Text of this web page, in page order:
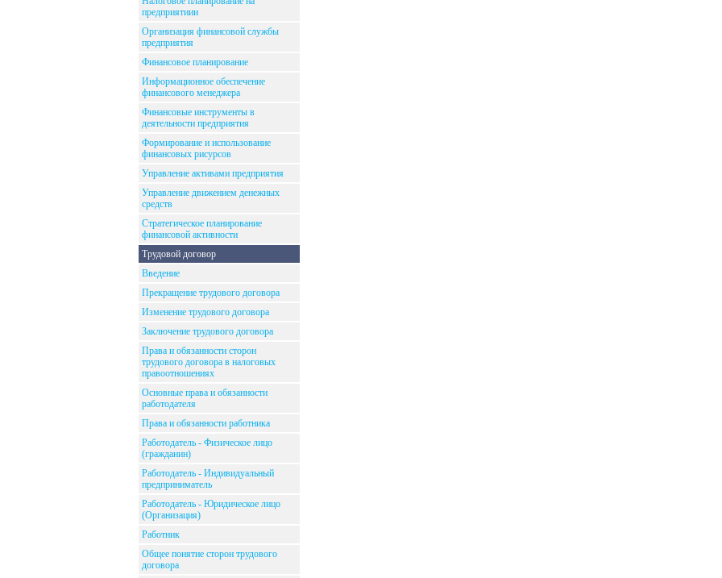
предприятиии
Организация финансовой службы
предприятия
Финансовое планирование
Информационное обеспечение
финансового менеджера
Финансовые инструменты в
деятельности предприятия
Формирование и использование
финансовых рисурсов
Управление активами предприятия
Управление движением денежных
средств
Стратегическое планирование
финансовой активности
Трудовой договор
Введение
Прекращение трудового договора
Изменение трудового договора
Заключение трудового договора
Права и обязанности сторон
трудового договора в налоговых
правоотношениях
Основные права и обязанности
работодателя
Права и обязанности работника
Работодатель - Физическое лицо
(гражданин)
Работодатель - Индивидуальный
предприниматель
Работодатель - Юридическое лицо
(Организация)
Работник
Общее понятие сторон трудового
договора